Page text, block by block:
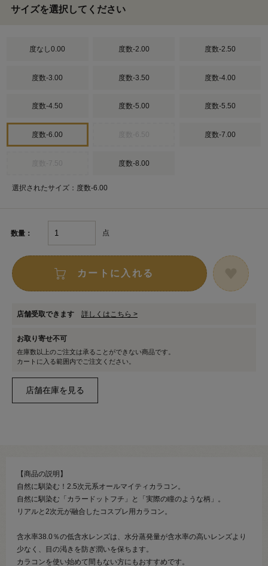
サイズを選択してください
度なし0.00 度数-2.00 度数-2.50
度数-3.00 度数-3.50 度数-4.00
度数-4.50 度数-5.00 度数-5.50
度数-6.00 度数-7.00
度数-8.00
選択されたサイズ：度数-6.00
数量： 点
カートに入れる
店舗受取できます 詳しくはこちら >
お取り寄せ不可
在庫数以上のご注文は承ることができない商品です。
カートに入る範囲内でご注文ください。
【商品の説明】
自然に馴染む！2.5次元系オールマイティカラコン。
自然に馴染む「カラードットフチ」と「実際の瞳のような柄」。
リアルと2次元が融合したコスプレ用カラコン。
含水率38.0％の低含水レンズは、水分蒸発量が含水率の高いレンズより
少なく、目の渇きを防ぎ潤いを保ちます。
カラコンを使い始めて間もない方にもおすすめです。